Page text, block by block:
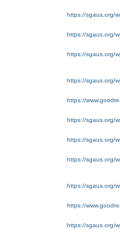
https://sgaus.org/
https://sgaus.org/
https://sgaus.org/
https://sgaus.org/
https://
https://sgaus.org/
https://sgaus.org/
https://sgaus.org/
https://sgaus.org/
https://
https://sgaus.org/